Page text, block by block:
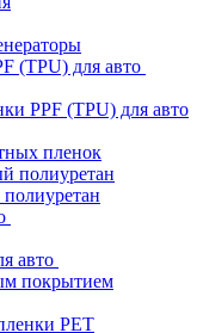
(TPU) для авто
PPF (TPU) для авто
пленок
полиуретан
авто
покрытием
PET